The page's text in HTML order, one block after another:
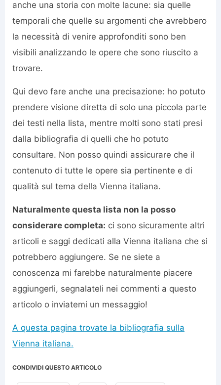
anche una storia con molte lacune: sia quelle
temporali che quelle su argomenti che avrebbero
la necessità di venire approfonditi sono ben
visibili analizzando le opere che sono riuscito a
trovare.
Qui devo fare anche una precisazione: ho potuto
prendere visione diretta di solo una piccola parte
dei testi nella lista, mentre molti sono stati presi
dalla bibliografia di quelli che ho potuto
consultare. Non posso quindi assicurare che il
contenuto di tutte le opere sia pertinente e di
qualità sul tema della Vienna italiana.
Naturalmente questa lista non la posso
considerare completa: ci sono sicuramente altri
articoli e saggi dedicati alla Vienna italiana che si
potrebbero aggiungere. Se ne siete a
conoscenza mi farebbe naturalmente piacere
aggiungerli, segnalateli nei commenti a questo
articolo o inviatemi un messaggio!
A questa pagina trovate la bibliografia sulla
Vienna italiana.
CONDIVIDI QUESTO ARTICOLO